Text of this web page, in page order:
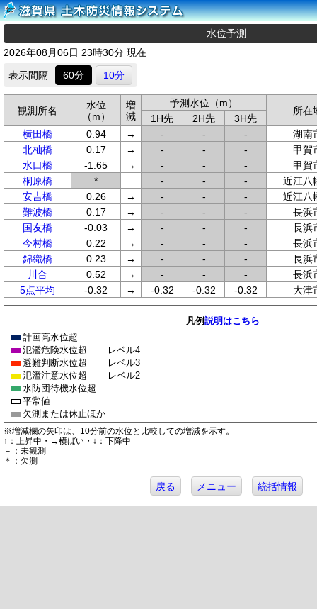
水位予測
2026年08月06日 23時30分 現在
表示間隔
60分 10分
観測所名
水位
（m）
増
減
予測水位（m）
所在
1H先 2H先
3H先
横田橋
0.94 → - - -
湖南
北杣橋
0.17 → - - -
甲賀
水口橋
-1.65 → - - -
甲賀
桐原橋
* - - -
近江八
安吉橋
0.26 → - - -
近江八
難波橋
0.17 → - - -
長浜
国友橋
-0.03 → - - -
長浜
今村橋
0.22 → - - -
長浜
錦織橋
0.23 → - - -
長浜
川合
0.52 → - - -
長浜
5点平均
-0.32 → -0.32 -0.32 -0.32 大津
凡例説明はこちら
計画高水位超
氾濫危険水位超
レベル4
避難判断水位超
レベル3
氾濫注意水位超
レベル2
水防団待機水位超
平常値
欠測または休止ほか
※増減欄の矢印は、10分前の水位と比較しての増減を示す。
↑：上昇中・→横ばい・↓：下降中
－：未観測
＊：欠測
戻る メニュー 統括情報